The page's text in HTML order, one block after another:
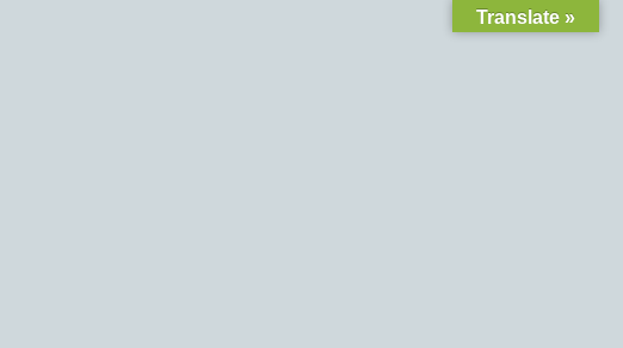
Translate »